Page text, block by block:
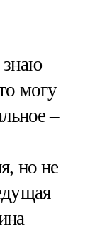
знаю
могу
–
но не